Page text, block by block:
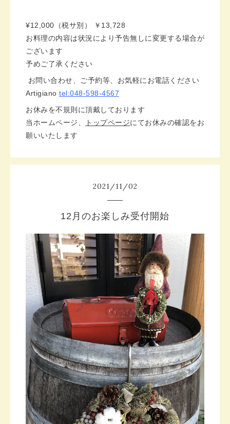
¥12,000 （税サ別） ￥ 13,728
お料理の内容は状況により予告無しに変更する場合が
ございます
予めご了承ください
お問い合わせ、ご予約等、お気軽にお電話ください
Artigiano tel:048-598-4567
お休みを不規則に頂戴しております
当ホームページ、
トップページにてお休みの確認をお
願いいたします
2021/11/02
12月のお楽しみ受付開始